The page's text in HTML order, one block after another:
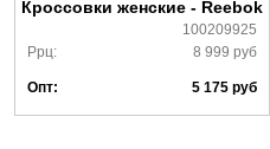
Кроссовки женские - Reebok
100209925
Ррц:
8 999 руб
Опт: 5 175 руб